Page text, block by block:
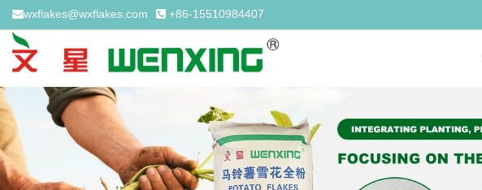
wxflakes@wxflakes.com +86-15510984407